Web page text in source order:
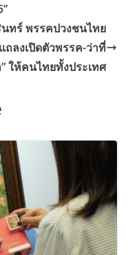
ทร์ พรรคปวงชนไทย
ลงเปิดตัวพรรค-ว่าที่
ให้คนไทยทั้งประเทศ